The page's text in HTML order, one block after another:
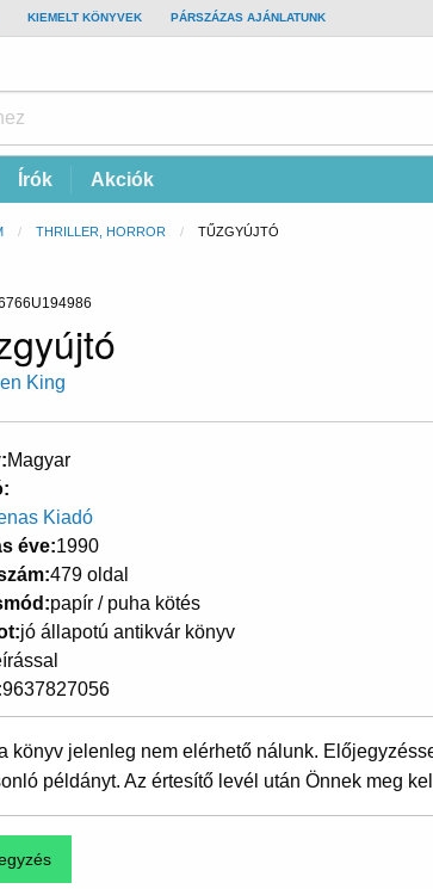
KIEMELT KÖNYVEK PÁRSZÁZAS AJÁNLATUNK
Írók Akciók
THRILLER, HORROR CURRENT:
TŰZGYÚJTÓ
King
Magyar
Kiadó
éve 1990
479 oldal
papír / puha kötés
jó állapotú antikvár könyv
9637827056
könyv jelenleg nem elérhető nálunk.
példányt. Az értesítő levél után Önnek meg